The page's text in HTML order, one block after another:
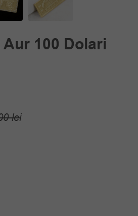
100 Dolari
leiPrețul
Prețul